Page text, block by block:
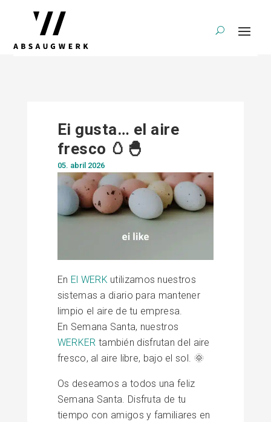
Ei gusta… el aire
fresco 🥚🐣
05. abril 2026
En El WERK utilizamos nuestros
sistemas a diario para mantener
limpio el aire de tu empresa.
En Semana Santa, nuestros
WERKER también disfrutan del aire
fresco, al aire libre, bajo el sol. 🌞
Os deseamos a todos una feliz
Semana Santa. Disfruta de tu
tiempo con amigos y familiares en